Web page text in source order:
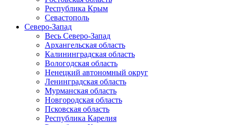
Республика Крым
Севастополь
Северо-Запад
Весь Северо-Запад
Архангельская область
Калининградская область
Вологодская область
Ненецкий автономный округ
Ленинградская область
Мурманская область
Новгородская область
Псковская область
Республика Карелия